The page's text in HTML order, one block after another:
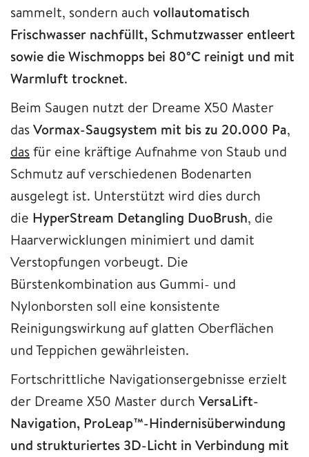
sammelt, sondern auch vollautomatisch
Frischwasser nachfüllt, Schmutzwasser entleert
sowie die Wischmopps bei 80°C reinigt und mit
Warmluft trocknet.
Beim Saugen nutzt der Dreame X50 Master
dasVormax-Saugsystem mit bis zu 20.000 Pa,
dasfür eine kräftige Aufnahme von Staub und
Schmutz auf verschiedenen Bodenarten
ausgelegt ist. Unterstützt wird dies durch
die HyperStream Detangling DuoBrush, die
Haarverwicklungen minimiert und damit
Verstopfungen vorbeugt. Die
Bürstenkombination aus Gummi- und
Nylonborsten soll eine konsistente
Reinigungswirkung auf glatten Oberflächen
und Teppichen gewährleisten.
Fortschrittliche Navigationsergebnisse erzielt
der Dreame X50 Master durch VersaLift-
Navigation, ProLeap™-Hindernisüberwindung
und strukturiertes 3D-Licht in Verbindung mit